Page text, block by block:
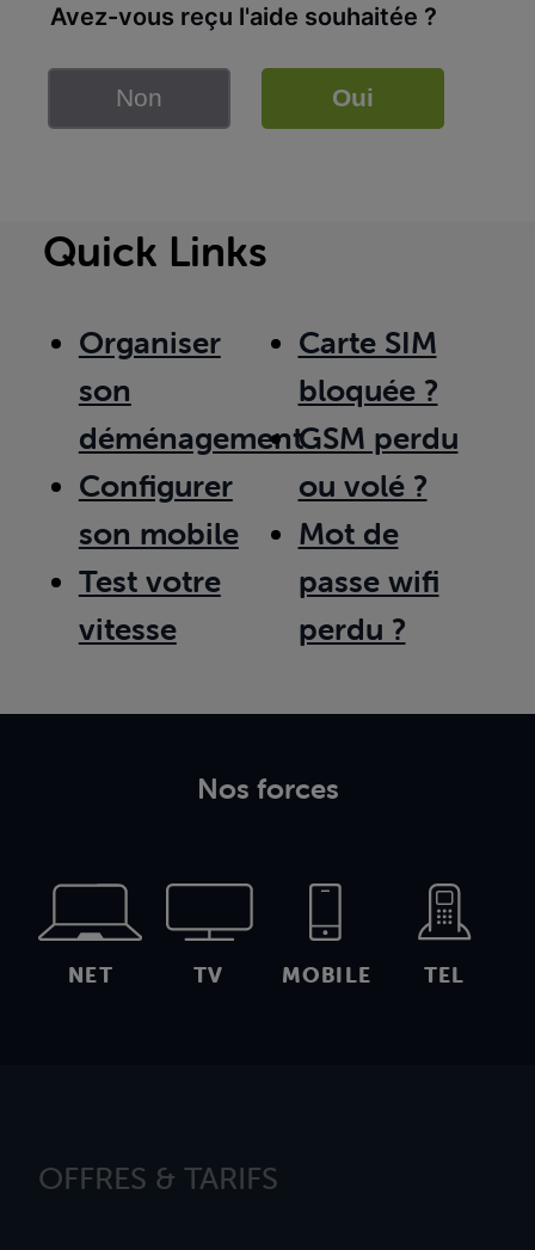
Avez-vous reçu l'aide souhaitée ?
Non Oui
Quick Links
Organiser
son
déménagement
Configurer
son mobile
Test votre
vitesse
Carte SIM
bloquée ?
GSM perdu
ou volé ?
Mot de
passe wifi
perdu ?
Nos forces
NET TV MOBILE TEL
OFFRES & TARIFS